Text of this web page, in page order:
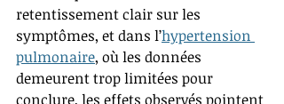
retentissement clair sur les
symptômes, et dans l’hypertension
pulmonaire, où les données
demeurent trop limitées pour
conclure, les effets observés pointent